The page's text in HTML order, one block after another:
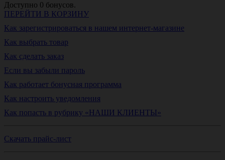
Доступно 0 бонусов.
ПЕРЕЙТИ В КОРЗИНУ
Как зарегистрироваться в нашем интернет-магазине
Как выбрать товар
Как сделать заказ
Если вы забыли пароль
Как работает бонусная программа
Как настроить уведомления
Как попасть в рубрику «НАШИ КЛИЕНТЫ»
Скачать прайс-лист